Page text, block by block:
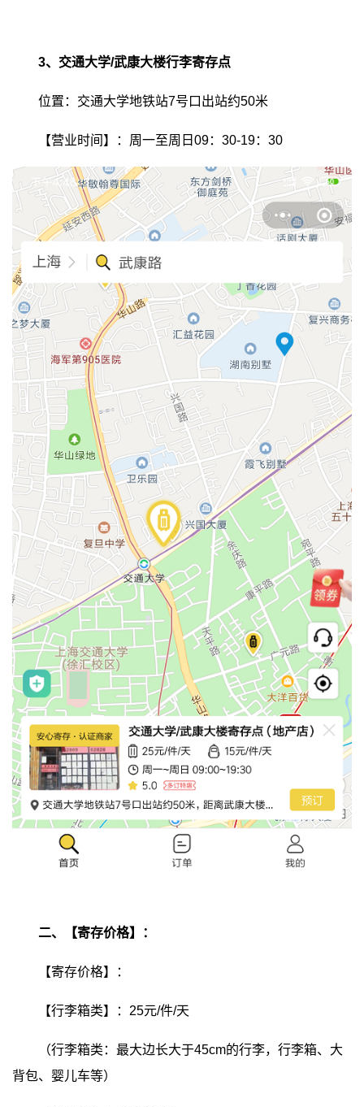
3、交通大学/武康大楼行李寄存点
位置：交通大学地铁站7号口出站约50米
【营业时间】：周一至周日09：30-19：30
二、【寄存价格】：
【寄存价格】：
【行李箱类】：25元/件/天
（行李箱类：最大边长大于45cm的行李，行李箱、大
背包、婴儿车等）